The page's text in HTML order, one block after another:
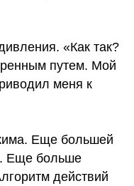
«Как так?
путем. Мой
меня к
Еще большей
Еще больше
действий